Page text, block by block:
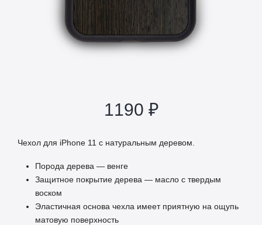
1190 ₽
Чехол для iPhone 11 с натуральным деревом.
Порода дерева — венге
Защитное покрытие дерева — масло с твердым
воском
Эластичная основа чехла имеет приятную на ощупь
матовую поверхность